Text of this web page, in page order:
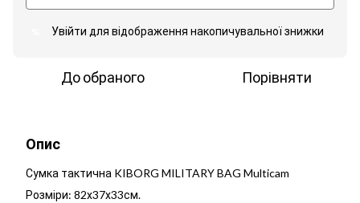
Увійти для відображення накопичувальної знижки
До обраного Порівняти
Опис
Сумка тактична KIBORG MILITARY BAG Multicam
Розміри: 82х37х33см.